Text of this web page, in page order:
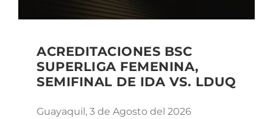
ACREDITACIONES BSC
SUPERLIGA FEMENINA,
SEMIFINAL DE IDA VS. LDUQ
Guayaquil, 3 de Agosto del 2026